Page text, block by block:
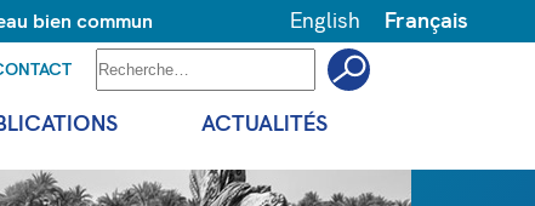
bien commun
ACTUALITÉS
English Français